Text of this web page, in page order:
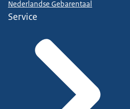
Nederlandse Gebarentaal
Service